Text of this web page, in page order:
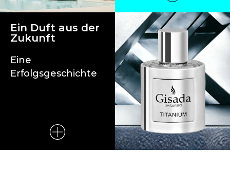
Ein Duft aus der
Zukunft
Eine
Erfolgsgeschichte